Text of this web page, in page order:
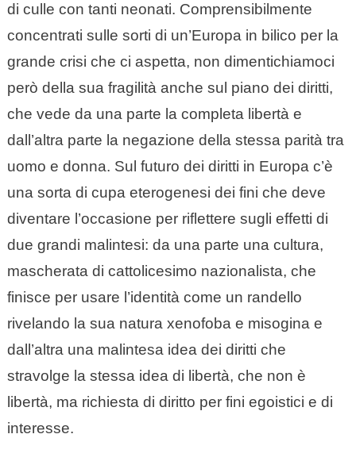
di culle con tanti neonati. Comprensibilmente
concentrati sulle sorti di un’Europa in bilico per la
grande crisi che ci aspetta, non dimentichiamoci
però della sua fragilità anche sul piano dei diritti,
che vede da una parte la completa libertà e
dall’altra parte la negazione della stessa parità tra
uomo e donna. Sul futuro dei diritti in Europa c’è
una sorta di cupa eterogenesi dei fini che deve
diventare l’occasione per riflettere sugli effetti di
due grandi malintesi: da una parte una cultura,
mascherata di cattolicesimo nazionalista, che
finisce per usare l’identità come un randello
rivelando la sua natura xenofoba e misogina e
dall’altra una malintesa idea dei diritti che
stravolge la stessa idea di libertà, che non è
libertà, ma richiesta di diritto per fini egoistici e di
interesse.